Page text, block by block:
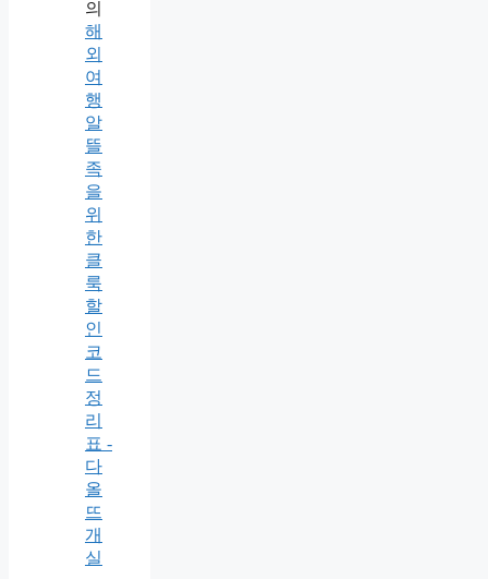
의
해
외
여
행
알
뜰
족
을
위
한
클
룩
할
인
코
드
정
리
표 -
다
올
뜨
개
실